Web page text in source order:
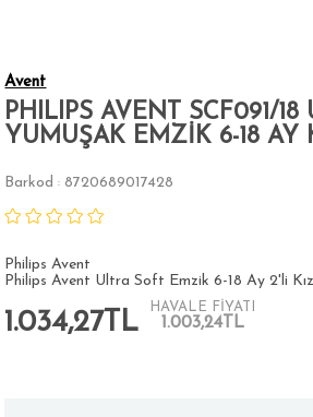
Avent
PHILIPS AVENT SCF091/18
YUMUŞAK EMZİK 6-18 AY
Barkod : 8720689017428
Philips Avent
Philips Avent Ultra Soft Emzik 6-18 Ay 2'li
1.034,27TL
HAVALE FİYATI
1.003,24TL